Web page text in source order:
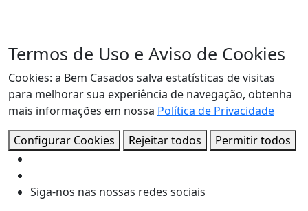
Termos de Uso e Aviso de Cookies
Cookies: a Bem Casados salva estatísticas de visitas
para melhorar sua experiência de navegação, obtenha
mais informações em nossa Política de Privacidade
Configurar Cookies
Rejeitar todos Permitir todos
Siga-nos nas nossas redes sociais